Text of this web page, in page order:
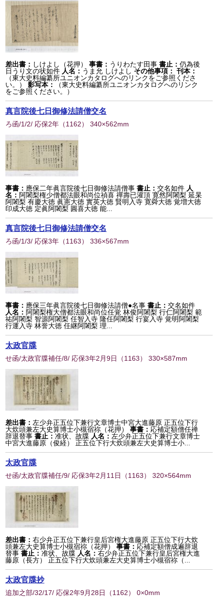
差出書： しけよし（花押） 事書： うりわたす田事書止：仍為後
日うり文の状如件 人名： うま允 しけよし その他事項： 刊本：
（東大史料編纂所ユニオンカタログへのリンクをご参照くださ
い。）
影写本：
（東大史料編纂所ユニオンカタログへのリンク
をご参照ください。）
真言院後七日御修法請僧交名
ろ函/1/2/ 応保2年 （1162） 340×562mm
事書： 應保二年眞言院後七日御修法請僧事 書止：交名如件 人
名： 阿闍梨権少僧都法眼和尚位禎喜 禪壽已灌頂 寛然阿闍梨 延杲
阿闍梨 有慶大徳 眞憲大徳 實英大徳 賢明入寺 寛舜大徳 覚増大徳
印成大徳 定眞阿闍梨 圓喜大徳 能...
真言院後七日御修法請僧交名
ろ函/1/3/ 応保3年 （1163） 336×567mm
事書： 應保三年眞言院後七日御修法請僧●名事 書止：交名如件
人名： 阿闍梨権大僧都法眼和尚位任覚 林俊阿闍梨 行仁阿闍梨 範
祐阿闍梨 智源阿闍梨 任智入寺 隆任阿闍梨 行宴入寺 覚明阿闍梨
行運入寺 林誉大徳 任継阿闍梨 理...
太政官牒
せ函/太政官牒補任/8/ 応保3年2月9日 （1163） 330×587mm
差出書： 左少弁正五位下兼行文章博士中宮大進藤原 正五位下行
大炊頭兼左大史算博士小槻宿祢（花押）
事書： 応補定額僧任禅
辞退替事書止：准状、故牒 人名： 左少弁正五位下兼行文章博士
中宮大進藤原（俊経） 正五位下行大炊頭兼左大史算博士小...
太政官牒
せ函/太政官牒補任/9/ 応保3年2月11日 （1163） 320×564mm
差出書：右少弁正五位下兼行皇后宮権大進藤原 正五位下行大炊
頭兼左大史算博士小槻宿祢（花押）
事書： 応補定額僧成遍辞退
替事書止：准状、故牒 人名：右少弁正五位下兼行皇后宮権大進
藤原（長方） 正五位下行大炊頭兼左大史算博士小槻宿祢（...
太政官牒抄
追加之部/32/17/ 応保2年9月28日 （1162） 0×0mm